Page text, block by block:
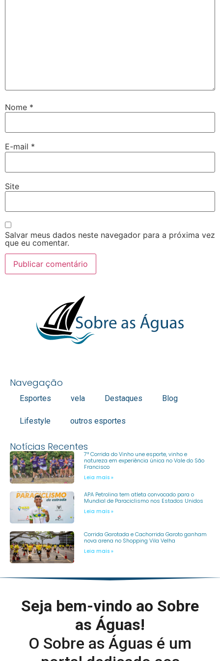
Nome *
E-mail *
Site
Salvar meus dados neste navegador para a próxima vez
que eu comentar.
Navegação
Esportes vela Destaques Blog
Lifestyle outros esportes
Notícias Recentes
7ª Corrida do Vinho une esporte, vinho e
natureza em experiência única no Vale do São
Francisco
Leia mais »
APA Petrolina tem atleta convocado para o
Mundial de Paraciclismo nos Estados Unidos
Leia mais »
Corrida Garotada e Cachorrida Garoto ganham
nova arena no Shopping Vila Velha
Leia mais »
Seja bem-vindo ao Sobre
as Águas!
O Sobre as Águas é um